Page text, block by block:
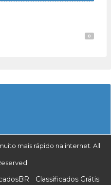
0
mais rápido na internet. All
Classificados Grátis